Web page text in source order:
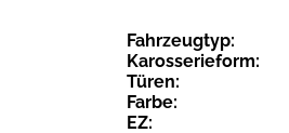
Fahrzeugtyp:
Karosserieform:
Türen:
Farbe:
EZ: